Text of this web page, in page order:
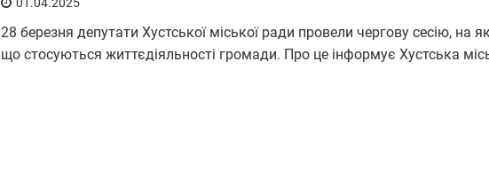
28 березня депутати Хустської міської ради провели чергову сесію, на
що стосуються життєдіяльності громади. Про це інформує Хустська